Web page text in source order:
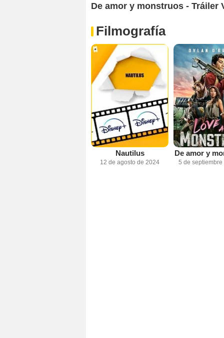
De amor y monstruos - Tráiler
Filmografía
Nautilus
12 de agosto de 2024
De amor y
5 de septiembre